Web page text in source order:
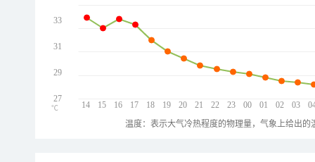
14 15 16 17 18 19 20 21 22 23 00 01 02 03
33
31
29
27
℃
温度：表示大气冷热程度的物理量，气象上给出